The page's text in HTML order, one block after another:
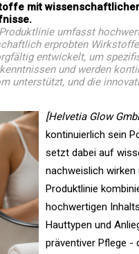
mit
umfasst
erprobten
entwickelt, um
und werden
unterstützt, und die
[Helvetia Glow
kontinuierlich sein
setzt dabei auf
nachweislich wirken
Produktlinie
hochwertigen
Hauttypen und
präventiver Pflege -